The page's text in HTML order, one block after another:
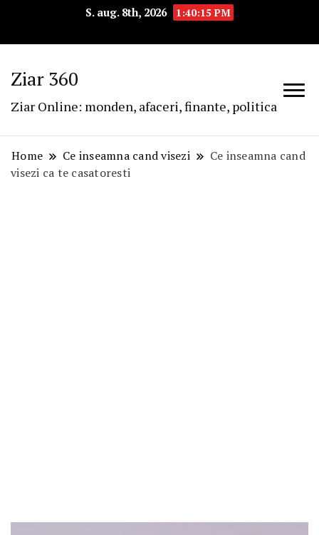
S. aug. 8th, 2026 1:40:16 PM
Ziar 360
Ziar Online: monden, afaceri, finante, politica
Home Ce inseamna cand visezi
Ce inseamna cand
visezi ca te casatoresti